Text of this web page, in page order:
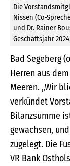
Die
Nissen (Co-
und Dr. Rainer
Geschäftsjahr
Bad Segeberg
Herren aus
Meeren. „Wir
verkündet
Bilanzsumme
gewachsen,
zugelegt. Die
VR Bank